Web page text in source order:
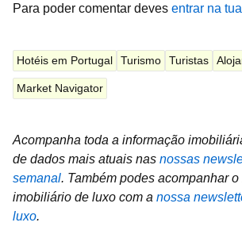
Para poder comentar deves entrar na
Hotéis em Portugal Turismo Turistas
Market Navigator
Acompanha toda a informação
de dados mais atuais nas nossas
semanal. Também podes acompanhar
imobiliário de luxo com a nossa
luxo.